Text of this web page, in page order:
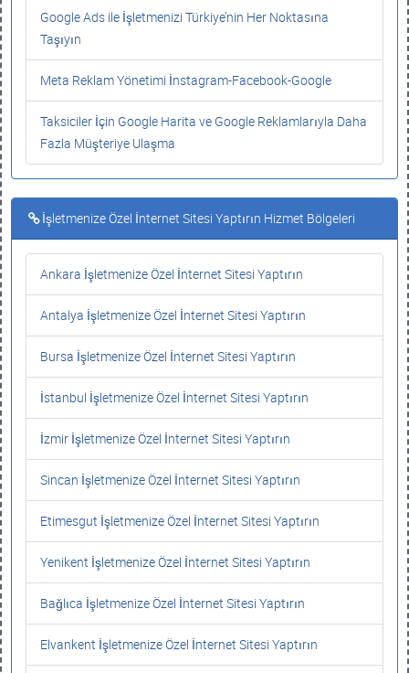
Google Ads ile İşletmenizi Türkiye’nin Her Noktasına
Taşıyın
Meta Reklam Yönetimi İnstagram-Facebook-Google
Taksiciler İçin Google Harita ve Google Reklamlarıyla Daha
Fazla Müşteriye Ulaşma
İşletmenize Özel İnternet Sitesi Yaptırın Hizmet Bölgeleri
Ankara İşletmenize Özel İnternet Sitesi Yaptırın
Antalya İşletmenize Özel İnternet Sitesi Yaptırın
Bursa İşletmenize Özel İnternet Sitesi Yaptırın
İstanbul İşletmenize Özel İnternet Sitesi Yaptırın
İzmir İşletmenize Özel İnternet Sitesi Yaptırın
Sincan İşletmenize Özel İnternet Sitesi Yaptırın
Etimesgut İşletmenize Özel İnternet Sitesi Yaptırın
Yenikent İşletmenize Özel İnternet Sitesi Yaptırın
Bağlıca İşletmenize Özel İnternet Sitesi Yaptırın
Elvankent İşletmenize Özel İnternet Sitesi Yaptırın